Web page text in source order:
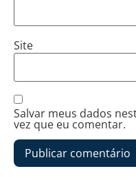
Site
Salvar meus dados
vez que eu comentar.